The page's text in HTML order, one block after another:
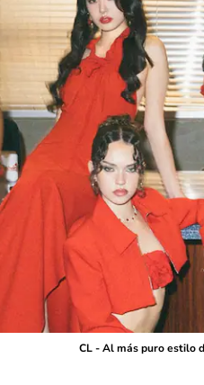
CL - Al más puro estilo